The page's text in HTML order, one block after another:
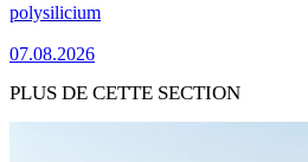
polysilicium
07.08.2026
PLUS DE CETTE SECTION